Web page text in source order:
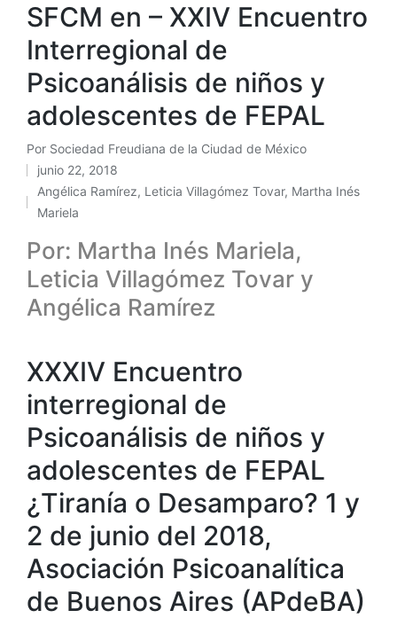
SFCM en – XXIV Encuentro
Interregional de
Psicoanálisis de niños y
adolescentes de FEPAL
Publicado
por
Por Sociedad Freudiana de la Ciudad de México
junio 22, 2018
Publicado
Angélica Ramírez, Leticia Villagómez Tovar, Martha Inés
Mariela
Por: Martha Inés Mariela,
Leticia Villagómez Tovar y
Angélica Ramírez
XXXIV Encuentro
interregional de
Psicoanálisis de niños y
adolescentes de FEPAL
¿Tiranía o Desamparo? 1 y
2 de junio del 2018,
Asociación Psicoanalítica
de Buenos Aires (APdeBA)